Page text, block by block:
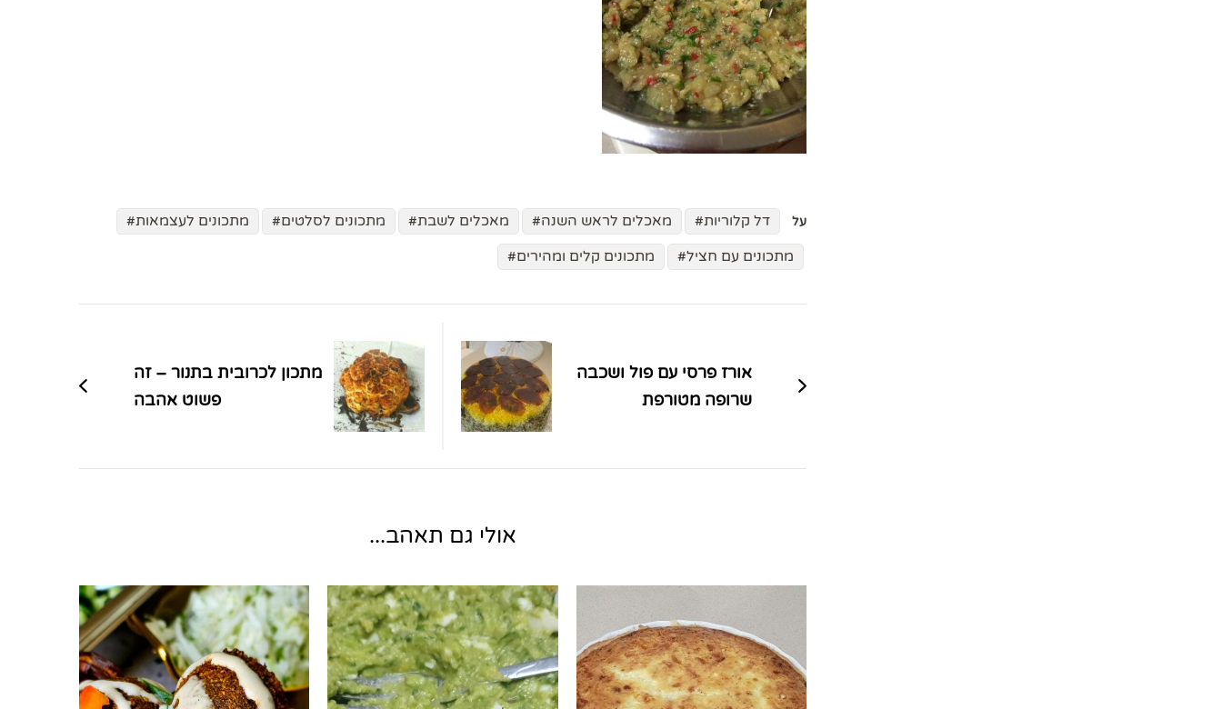
על דל קלוריות מאכלים לראש השנה מאכלים לשבת מתכונים לסלטים
מתכונים לעצמאות
מתכונים עם חציל
מתכונים קלים ומהירים
מתכון לכרובית בתנור – זה
פשוט אהבה
אורז פרסי עם פול ושכבה
שרופה מטורפת
אולי גם תאהב...